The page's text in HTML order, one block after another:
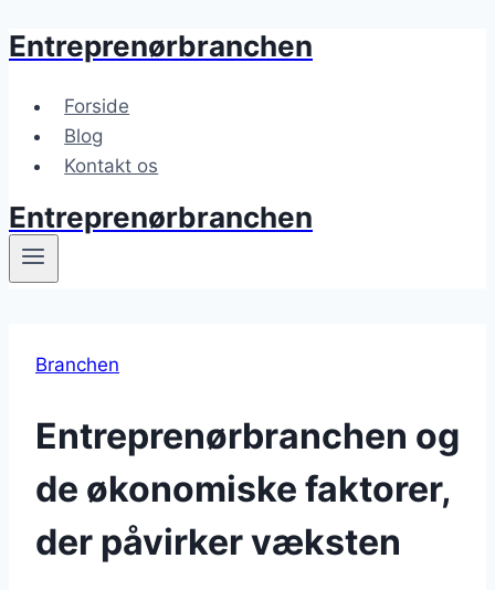
Fortsæt
indhold
Entreprenørbranchen
Forside
Blog
Kontakt os
Entreprenørbranchen
Branchen
Entreprenørbranchen og
de økonomiske faktorer,
der påvirker væksten